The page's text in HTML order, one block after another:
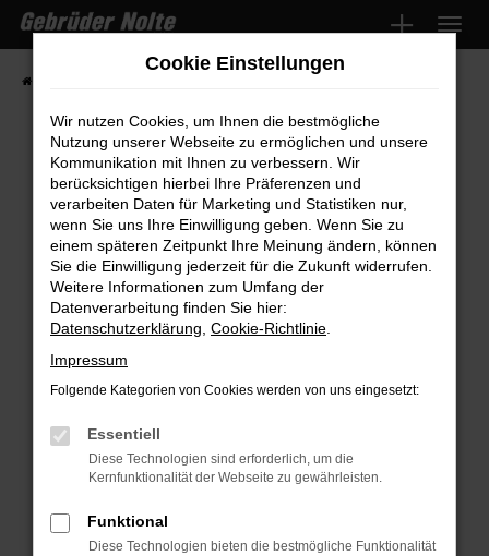
Zum
Hauptinhalt
springen
Fehler: Network Error
Beim Laden ist ein Fehler aufgetreten.
Hier sind ein paar Tipps, die dir helfen können:
Überprüfe deine Firewall und deine
Internetverbindung.
Manche Erweiterungen, wie Werbeblocker,
können das Laden bestimmter Seiten
verhindern. Funktioniert die Seite in einem
anderen Browser oder in einem privaten
Fenster?
Cookie Einstellungen
Wir nutzen Cookies, um Ihnen die bestmögliche
Nutzung unserer Webseite zu ermöglichen und unsere
Kommunikation mit Ihnen zu verbessern. Wir
berücksichtigen hierbei Ihre Präferenzen und
verarbeiten Daten für Marketing und Statistiken nur,
wenn Sie uns Ihre Einwilligung geben. Wenn Sie zu
einem späteren Zeitpunkt Ihre Meinung ändern, können
Sie die Einwilligung jederzeit für die Zukunft widerrufen.
Weitere Informationen zum Umfang der
Datenverarbeitung finden Sie hier:
Datenschutzerklärung Cookie-Richtlinie
Impressum
Folgende Kategorien von Cookies werden von uns eingesetzt:
Essentiell
Diese Technologien sind erforderlich, um die
Kernfunktionalität der Webseite zu gewährleisten.
Funktional
Diese Technologien bieten die bestmögliche Funktionalität